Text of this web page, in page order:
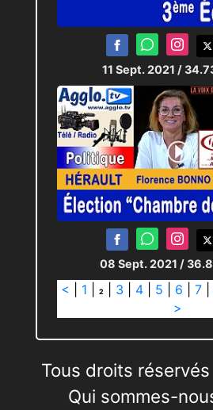
11 Sept. 2021 /
08 Sept. 2021 /
< 1 2 3 4 5 6 7
>
Tous droits
Qui sommes-